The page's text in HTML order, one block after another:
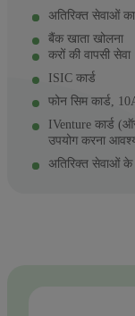
अतिरिक्त सेवाओं
बैंक खाता खोलना
करों की वापसी सेवा
ISIC कार्ड
फोन सिम कार्ड,
IVenture कार्ड
उपयोग करना
अतिरिक्त सेवाओं